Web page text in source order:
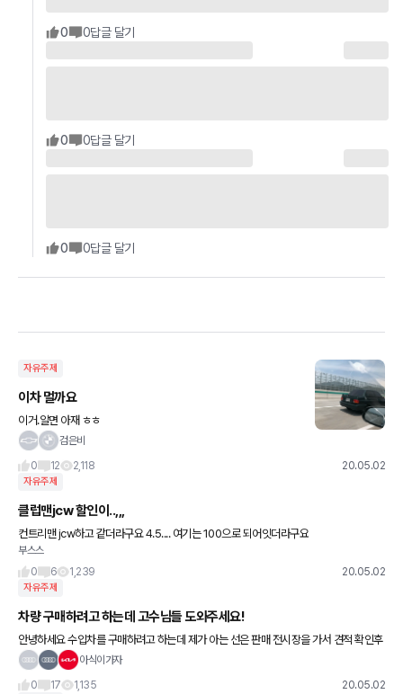
0 0답글 달기
0 0답글 달기
0 0답글 달기
자유주제
이차 멀까요
이거.알면 아재 ㅎㅎ
검은비
0
12 2,118 20.05.02
자유주제
클럽맨jcw 할인이..,,,
컨트리맨 jcw하고 같더라구요 4.5.... 여기는 100으로 되어잇더라구요
부스스
0
6 1,239 20.05.02
자유주제
차량 구매하려고 하는데 고수님들 도와주세요!
안녕하세요 수입차를 구매하려고 하는데 제가 아는 선은 판매 전시장을 가서 견적 확인후
계약하고 인도 받는 선입니다 ㅠㅠ 1.할인 많이 받는법, 2.차량 구매절차 등을 상세히 알고
아식이가자
0
17 1,135 20.05.02